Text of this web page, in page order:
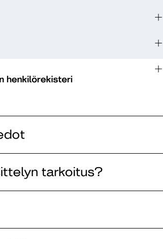
henkilörekisteri
tarkoitus?